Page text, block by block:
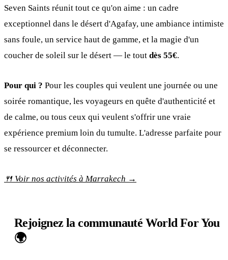
Seven Saints réunit tout ce qu'on aime : un cadre
exceptionnel dans le désert d'Agafay, une ambiance intimiste
sans foule, un service haut de gamme, et la magie d'un
coucher de soleil sur le désert — le tout dès 55€.
Pour qui ? Pour les couples qui veulent une journée ou une
soirée romantique, les voyageurs en quête d'authenticité et
de calme, ou tous ceux qui veulent s'offrir une vraie
expérience premium loin du tumulte. L'adresse parfaite pour
se ressourcer et déconnecter.
🍴 Voir nos activités à Marrakech →
Rejoignez la communauté World For You
🌍